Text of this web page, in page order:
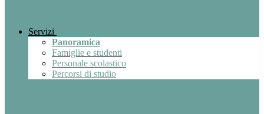
Servizi
Panoramica
Famiglie e studenti
Personale scolastico
Percorsi di studio